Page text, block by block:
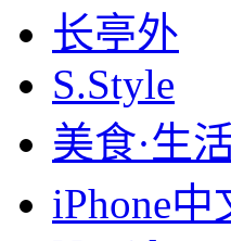
长亭外
S.Style
美食·生
iPhone中